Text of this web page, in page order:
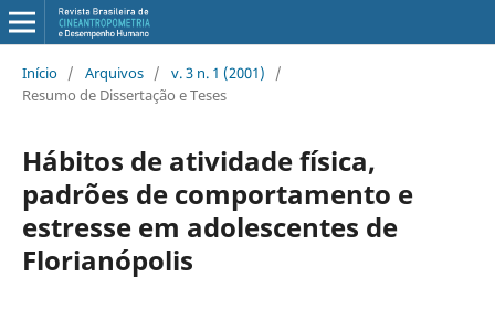
Início / Arquivos / v. 3 n. 1 (2001)
/
Resumo de Dissertação e Teses
Hábitos de atividade física,
padrões de comportamento e
estresse em adolescentes de
Florianópolis